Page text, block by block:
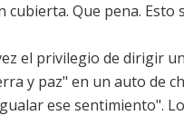
Que pena. Esto
el privilegio de dirigir
y paz" en un auto de
ese sentimiento".